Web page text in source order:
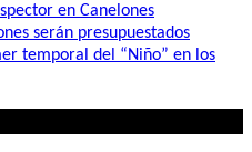
en Canelones
serán presupuestados
temporal del “Niño” en los